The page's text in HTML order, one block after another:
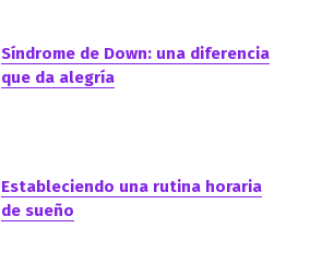
Síndrome de Down: una diferencia
que da alegría
Estableciendo una rutina horaria
de sueño